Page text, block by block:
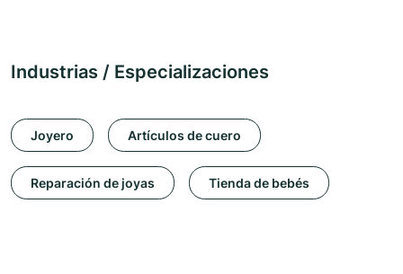
Industrias / Especializaciones
Joyero Artículos de cuero
Reparación de joyas Tienda de bebés